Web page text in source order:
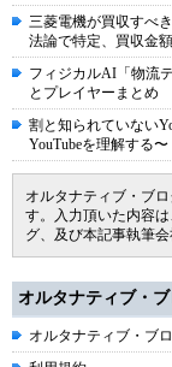
三菱電機が買収すべ
法論で特定、買収金
フィジカルAI「物流
とプレイヤーまとめ
割と知られていない
YouTubeを理解する〜
オルタナティブ・ブ
す。入力頂いた内容
グ、及び本記事執筆会
オルタナティブ・
オルタナティブ・ブ